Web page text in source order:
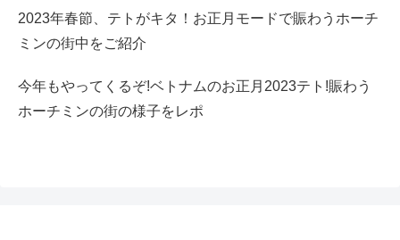
2023年春節、テトがキタ！お正月モードで賑わうホーチ
ミンの街中をご紹介
今年もやってくるぞ!ベトナムのお正月2023テト!賑わう
ホーチミンの街の様子をレポ